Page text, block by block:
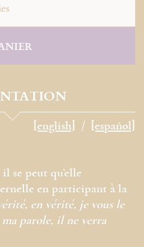
[english] [español]
se peut qu’elle
en participant à la
en vérité, je vous le
parole, il ne verra